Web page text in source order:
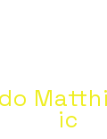
ic